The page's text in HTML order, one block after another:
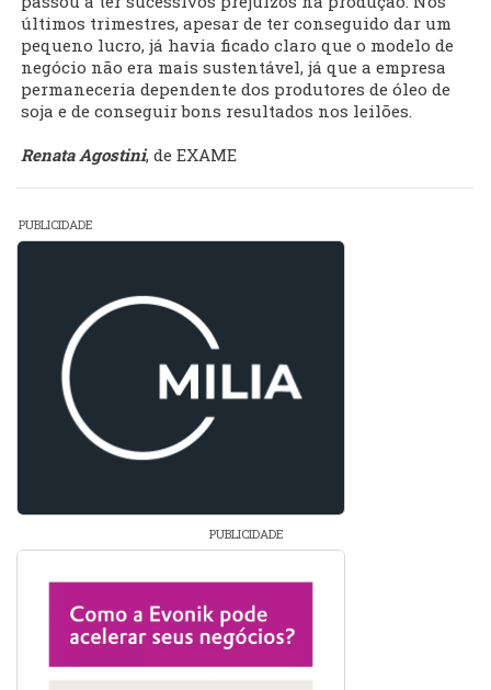
últimos trimestres, apesar de ter conseguido dar um
pequeno lucro, já havia ficado claro que o modelo de
negócio não era mais sustentável, já que a empresa
permaneceria dependente dos produtores de óleo de
soja e de conseguir bons resultados nos leilões.
Renata Agostini, de EXAME
PUBLICIDADE
PUBLICIDADE